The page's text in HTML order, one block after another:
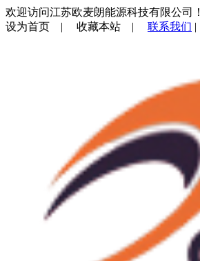
欢迎访问江苏欧麦朗能源科技有限公司！
设为首页 | 收藏本站 | 联系我们 |